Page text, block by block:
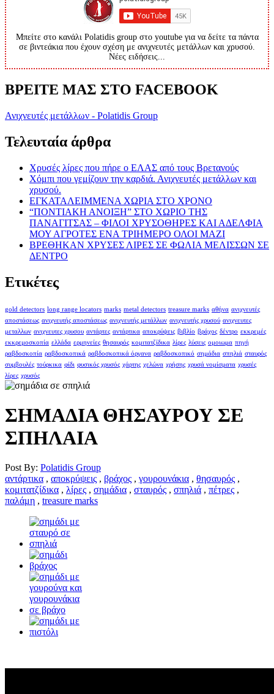
Μπείτε στο κανάλι Polatidis group στο youtube για να δείτε τα πάντα
σε βιντεάκια που έχουν σχέση με ανιχνευτές μετάλλων και χρυσού.
Νέες ειδήσεις...
ΒΡΕΙΤΕ ΜΑΣ ΣΤΟ FACEBOOK
Ανιχνευτές μετάλλων - Polatidis Group
Τελευταία άρθρα
Χρυσές λίρες που πήρε ο ΕΛΑΣ από τους Βρετανούς
Χόμπι που γεμίζουν την καρδιά. Ανιχνευτές μετάλλων και
χρυσού.
ΕΓΚΑΤΑΛΕΙΜΜΕΝΑ ΧΩΡΙΑ ΣΤΟ ΧΡΟΝΟ
“ΠΟΝΤΙΑΚΗ ΑΝΟΙΞΗ” ΣΤΟ ΧΩΡΙΟ ΤΗΣ
ΠΑΝΑΓΙΤΣΑΣ – ΦΙΛΟΙ ΧΡΥΣΟΘΗΡΕΣ ΚΑΙ ΑΔΕΛΦΙΑ
ΜΟΥ ΑΓΡΟΤΕΣ ΕΝΑ ΤΡΙΗΜΕΡΟ ΟΛΟΙ ΜΑΖΙ
ΒΡΕΘΗΚΑΝ ΧΡΥΣΕΣ ΛΙΡΕΣ ΣΕ ΦΩΛΙΑ ΜΕΛΙΣΣΩΝ ΣΕ
ΔΕΝΤΡΟ
Ετικέτες
gold detectors long range locators marks metal detectors treasure marks αθήνα ανιχνευτές
αποστάσεως ανιχνευτής αποστάσεως ανιχνευτής μετάλλων ανιχνευτής χρυσού ανιχνευτες
μεταλλων ανιχνευτες χρυσου αντάρτες αντάρτικα αποκρύψεις βιβλίο βράχος δέντρο εκκρεμές
εκκρεμοσκοπία ελλάδα ερμηνείες θησαυρός κομιτατζίδικα λίρες λύσεις ομοιωμα πηγή
ραβδοσκοπία ραβδοσκοπικά ραβδοσκοπικά όργανα ραβδοσκοπικό σημάδια σπηλιά σταυρός
συμβουλές τούρκικα φίδι φυσικός χρυσός χάρτης χελώνα χρήσης χρυσά νομίσματα χρυσές
λίρες χρυσός
ΣΗΜΑΔΙΑ ΘΗΣΑΥΡΟΥ ΣΕ
ΣΠΗΛΑΙΑ
Post By: Polatidis Group
αντάρτικα , αποκρύψεις , βράχος , γουρουνάκια , θησαυρός ,
κομιτατζίδικα , λίρες , σημάδια , σταυρός , σπηλιά , πέτρες ,
παλάμη , treasure marks